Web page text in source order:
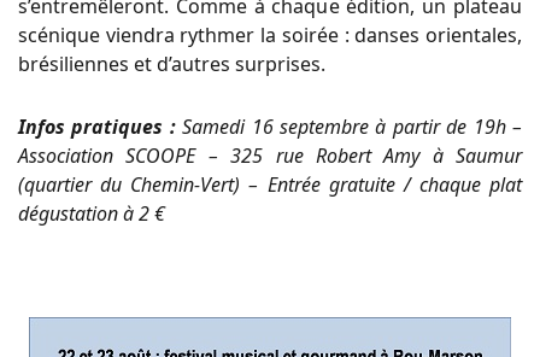
s’entremêleront. Comme à chaque édition, un plateau
scénique viendra rythmer la soirée : danses orientales,
brésiliennes et d’autres surprises.
Infos pratiques :Samedi 16 septembre à partir de 19h –
Association SCOOPE – 325 rue Robert Amy à Saumur
(quartier du Chemin-Vert) – Entrée gratuite / chaque plat
dégustation à 2 €